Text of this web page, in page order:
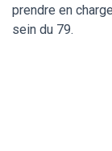
prendre en
sein du 79.